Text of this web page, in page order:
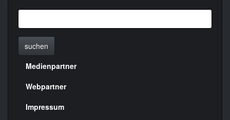
suchen
Menülinks
rechte
Seite
Medienpartner
Webpartner
Impressum